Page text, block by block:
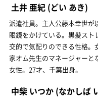
土井 亜紀 (どい あき)
派遣社員。主人公藤本幸世が
眼鏡をかけている。黒髪ス
交的で気配りのできる性格
家オム先生のマネージャー
女性。27才、千葉出身。
中柴 いつか (なかしば